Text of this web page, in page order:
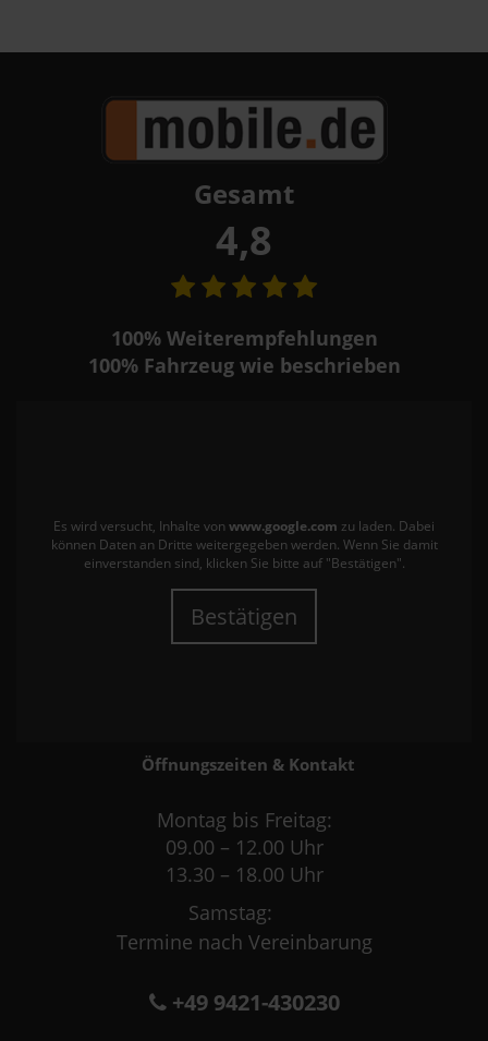
Gesamt
4,8
100%Weiterempfehlungen
100%Fahrzeug wie beschrieben
Es wird versucht, Inhalte von www.google.com zu laden. Dabei
können Daten an Dritte weitergegeben werden. Wenn Sie damit
einverstanden sind, klicken Sie bitte auf "Bestätigen".
Bestätigen
Öffnungszeiten & Kontakt
Montag bis Freitag:
09.00 – 12.00 Uhr
13.30 – 18.00 Uhr
Samstag:
Termine nach Vereinbarung
+49 9421-430230